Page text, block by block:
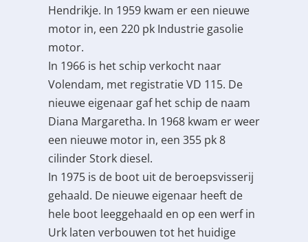
Hendrikje. In 1959 kwam er een nieuwe
motor in, een 220 pk Industrie gasolie
motor.
In 1966 is het schip verkocht naar
Volendam, met registratie VD 115. De
nieuwe eigenaar gaf het schip de naam
Diana Margaretha. In 1968 kwam er weer
een nieuwe motor in, een 355 pk 8
cilinder Stork diesel.
In 1975 is de boot uit de beroepsvisserij
gehaald. De nieuwe eigenaar heeft de
hele boot leeggehaald en op een werf in
Urk laten verbouwen tot het huidige